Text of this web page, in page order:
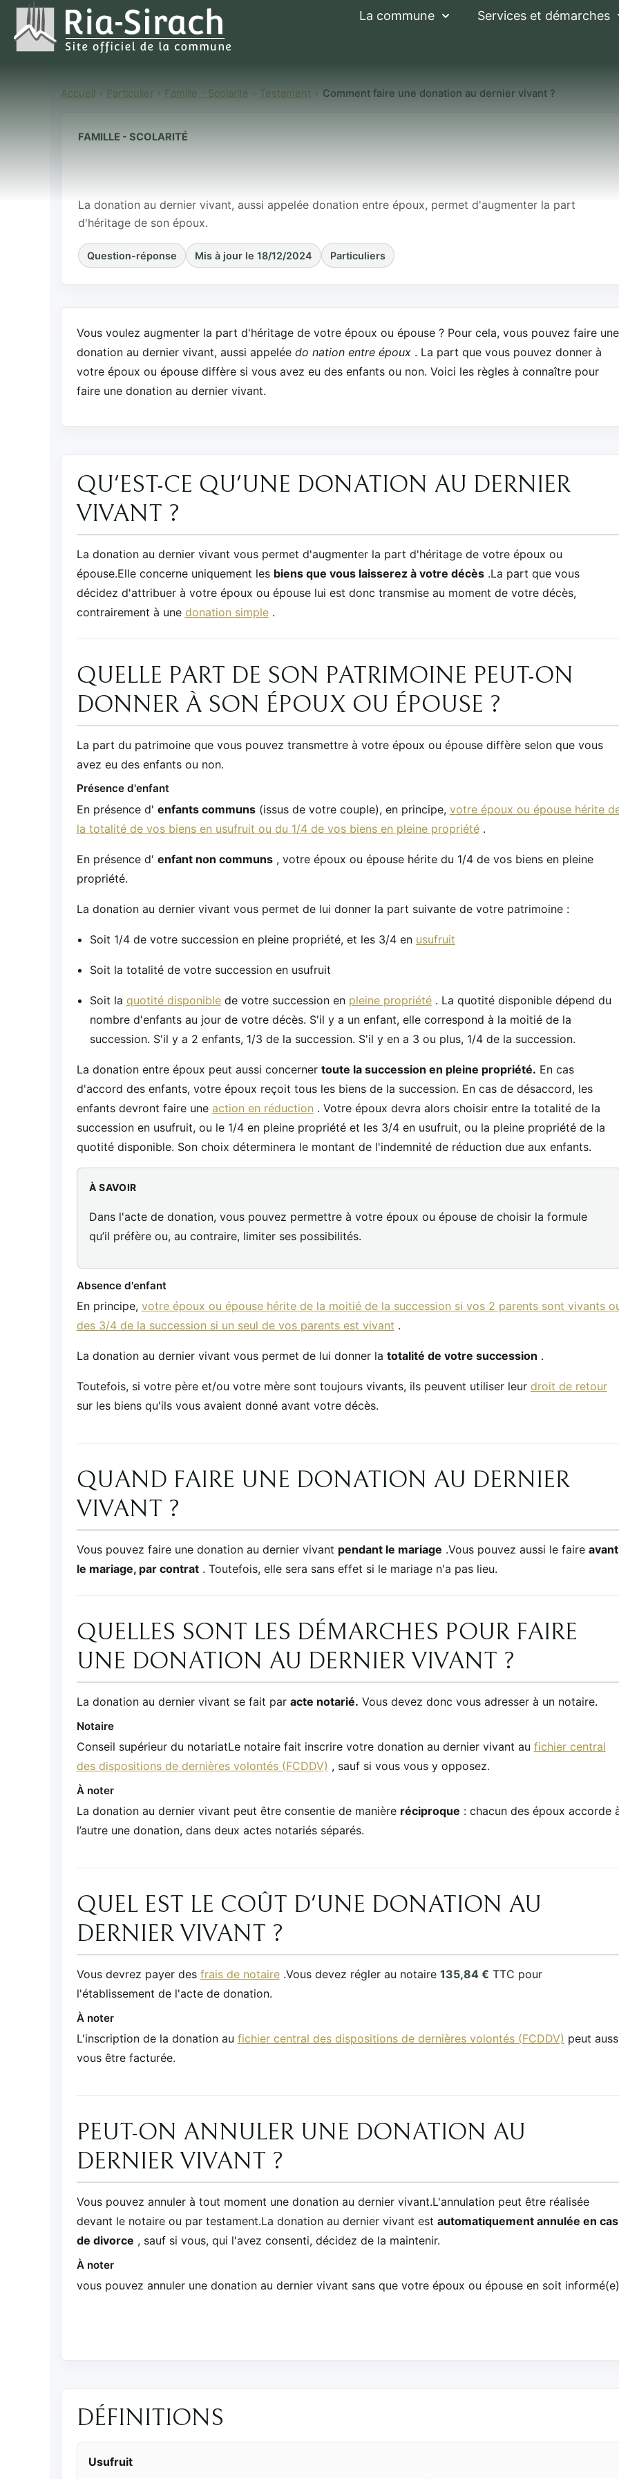
La commune Services et démarches
Accueil Particulier Famille - Scolarité Testament Comment faire une donation au dernier vivant ?
FAMILLE - SCOLARITÉ
Comment faire une donation au
vivant ?
La donation au dernier vivant, aussi appelée donation entre époux, permet d'augmenter la part
d'héritage de son époux.
Question-réponse Mis à jour le 18/12/2024 Particuliers
Vous voulez augmenter la part d'héritage de votre époux ou épouse ? Pour cela, vous pouvez faire une
donation au dernier vivant, aussi appelée do nation entre époux. La part que vous pouvez donner à
votre époux ou épouse diffère si vous avez eu des enfants ou non. Voici les règles à connaître pour
faire une donation au dernier vivant.
QU'EST-CE QU'UNE DONATION AU DERNIER
VIVANT ?
La donation au dernier vivant vous permet d'augmenter la part d'héritage de votre époux ou
épouse.Elle concerne uniquement les biens que vous laisserez à votre décès.La part que vous
décidez d'attribuer à votre époux ou épouse lui est donc transmise au moment de votre décès,
contrairement à une donation simple.
QUELLE PART DE SON PATRIMOINE PEUT-ON
DONNER À SON ÉPOUX OU ÉPOUSE ?
La part du patrimoine que vous pouvez transmettre à votre époux ou épouse diffère selon que vous
avez eu des enfants ou non.
Présence d'enfant
En présence d' enfants communs(issus de votre couple), en principe, votre époux ou épouse hérite
la totalité de vos biens en usufruit ou du 1/4 de vos biens en pleine propriété.
En présence d' enfant non communs, votre époux ou épouse hérite du 1/4 de vos biens en pleine
propriété.
La donation au dernier vivant vous permet de lui donner la part suivante de votre patrimoine :
Soit 1/4 de votre succession en pleine propriété, et les 3/4 en usufruit
Soit la totalité de votre succession en usufruit
Soit la quotité disponiblede votre succession en pleine propriété. La quotité disponible dépend du
nombre d'enfants au jour de votre décès. S'il y a un enfant, elle correspond à la moitié de la
succession. S'il y a 2 enfants, 1/3 de la succession. S'il y en a 3 ou plus, 1/4 de la succession.
La donation entre époux peut aussi concerner toute la succession en pleine propriété. En cas
d'accord des enfants, votre époux reçoit tous les biens de la succession. En cas de désaccord, les
enfants devront faire une action en réduction . Votre époux devra alors choisir entre la totalité de la
succession en usufruit, ou le 1/4 en pleine propriété et les 3/4 en usufruit, ou la pleine propriété de la
quotité disponible. Son choix déterminera le montant de l'indemnité de réduction due aux enfants.
À SAVOIR
Dans l'acte de donation, vous pouvez permettre à votre époux ou épouse de choisir la formule
qu’il préfère ou, au contraire, limiter ses possibilités.
Absence d'enfant
En principe, votre époux ou épouse hérite de la moitié de la succession si vos 2 parents sont vivants
des 3/4 de la succession si un seul de vos parents est vivant .
La donation au dernier vivant vous permet de lui donner la totalité de votre succession .
Toutefois, si votre père et/ou votre mère sont toujours vivants, ils peuvent utiliser leur droit de retour
sur les biens qu'ils vous avaient donné avant votre décès.
QUAND FAIRE UNE DONATION AU DERNIER
VIVANT ?
Vous pouvez faire une donation au dernier vivant pendant le mariage .Vous pouvez aussi le faire avant
le mariage, par contrat. Toutefois, elle sera sans effet si le mariage n'a pas lieu.
QUELLES SONT LES DÉMARCHES POUR FAIRE
UNE DONATION AU DERNIER VIVANT ?
La donation au dernier vivant se fait par acte notarié. Vous devez donc vous adresser à un notaire.
Notaire
Conseil supérieur du notariatLe notaire fait inscrire votre donation au dernier vivant au fichier central
des dispositions de dernières volontés (FCDDV) , sauf si vous vous y opposez.
À noter
La donation au dernier vivant peut être consentie de manière réciproque : chacun des époux accorde
l’autre une donation, dans deux actes notariés séparés.
QUEL EST LE COÛT D'UNE DONATION AU
DERNIER VIVANT ?
Vous devrez payer des frais de notaire.Vous devez régler au notaire 135,84 € TTC pour
l'établissement de l'acte de donation.
À noter
L'inscription de la donation au fichier central des dispositions de dernières volontés (FCDDV) peut
vous être facturée.
PEUT-ON ANNULER UNE DONATION AU
DERNIER VIVANT ?
Vous pouvez annuler à tout moment une donation au dernier vivant.L'annulation peut être réalisée
devant le notaire ou par testament.La donation au dernier vivant est automatiquement annulée en cas
de divorce , sauf si vous, qui l'avez consenti, décidez de la maintenir.
À noter
vous pouvez annuler une donation au dernier vivant sans que votre époux ou épouse en soit
DÉFINITIONS
Usufruit